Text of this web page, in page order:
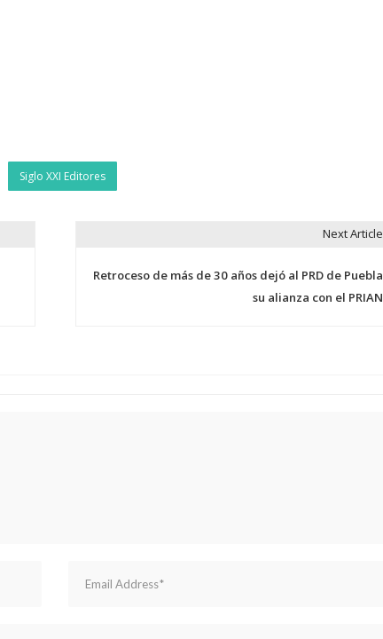
Siglo XXI Editores
Next Article
Retroceso de más de 30 años dejó al PRD de Puebla
su alianza con el PRIAN